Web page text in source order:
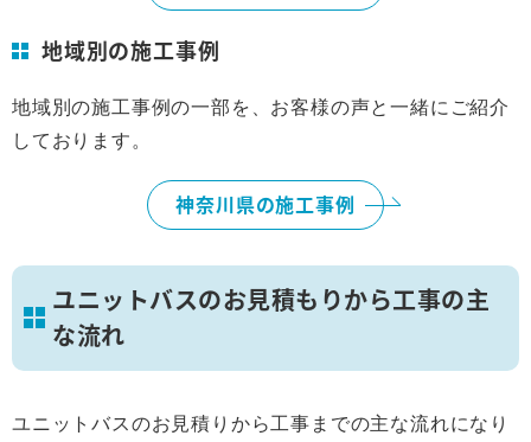
地域別の施工事例
地域別の施工事例の一部を、お客様の声と一緒にご紹介
しております。
神奈川県の施工事例
ユニットバスのお見積もりから工事の主
な流れ
ユニットバスのお見積りから工事までの主な流れになり